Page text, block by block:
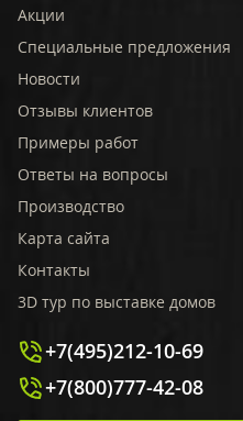
Акции
Специальные предложения
Новости
Отзывы клиентов
Примеры работ
Ответы на вопросы
Производство
Карта сайта
Контакты
3D тур по выставке домов
+7(495)212-10-69
+7(800)777-42-08